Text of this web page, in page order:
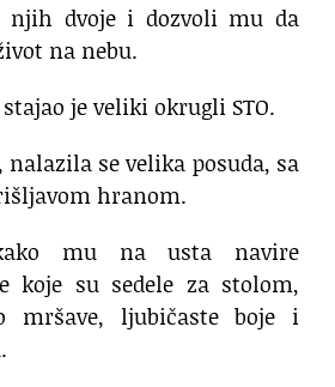
njih dvoje i dozvoli mu da
na nebu.
je veliki okrugli STO.
se velika posuda, sa
hranom.
mu na usta navire
koje su sedele za stolom,
mršave, ljubičaste boje i